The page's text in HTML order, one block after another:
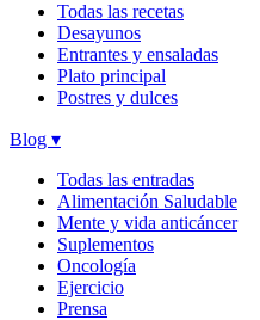
Todas las recetas
Desayunos
Entrantes y ensaladas
Plato principal
Postres y dulces
Blog ▾
Todas las entradas
Alimentación Saludable
Mente y vida anticáncer
Suplementos
Oncología
Ejercicio
Prensa